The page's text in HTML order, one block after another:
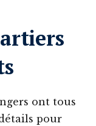
ont tous
pour